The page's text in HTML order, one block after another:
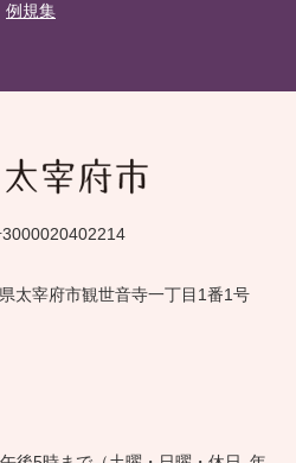
例規集
太宰府市観世音寺一丁目1番1号